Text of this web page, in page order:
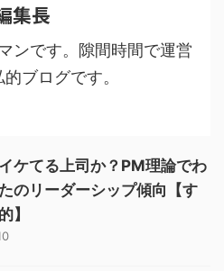
集長
ンです。隙間時間で運営
ブログです。
ケてる上司か？PM理論でわ
のリーダーシップ傾向【す
】